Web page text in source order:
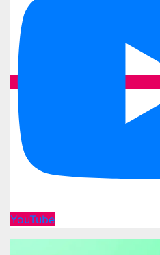
YouTube